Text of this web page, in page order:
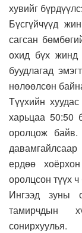
хувийг
Бүсгүйчүүд
сагсан
охид бүх жинд
буудлагад
нөлөөлсөн
Түүхийн
харьцаа 50:50
оролцож
ердөө
оролцсон түүх ч
Ингээд зуны
тамирчдын
сонирхуулья.